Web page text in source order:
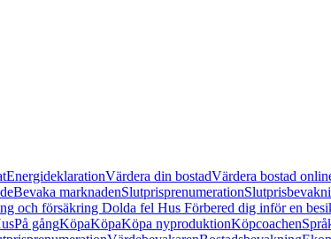
EnergideklarationVärdera din bostadVärdera bostad
Bevaka marknadenSlutprisprenumeration
och försäkring Dolda fel Hus Förbered dig inför en
På gångKöpaKöpaKöpa nyproduktionKöpcoachen